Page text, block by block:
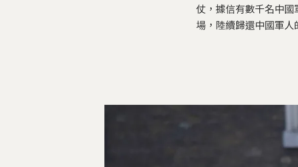
仗，據信有數千名中
場，陸續歸還中國軍人